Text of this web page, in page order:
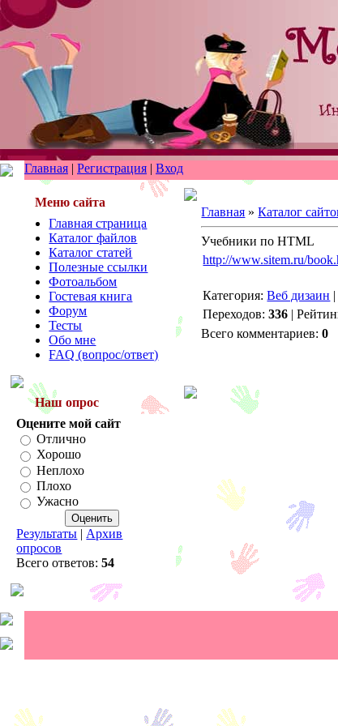
Главная | Регистрация | Вход
Меню сайта
Главная страница
Каталог файлов
Каталог статей
Полезные ссылки
Фотоальбом
Гостевая книга
Форум
Тесты
Обо мне
FAQ (вопрос/ответ)
Наш опрос
Оцените мой сайт
Отлично
Хорошо
Неплохо
Плохо
Ужасно
Результаты | Архив
опросов
Всего ответов:54
Главная »Каталог
Учебники по HTML
http://www.sitem.ru/
Категория:Веб дизаин
Переходов:336 |
Всего комментариев:0